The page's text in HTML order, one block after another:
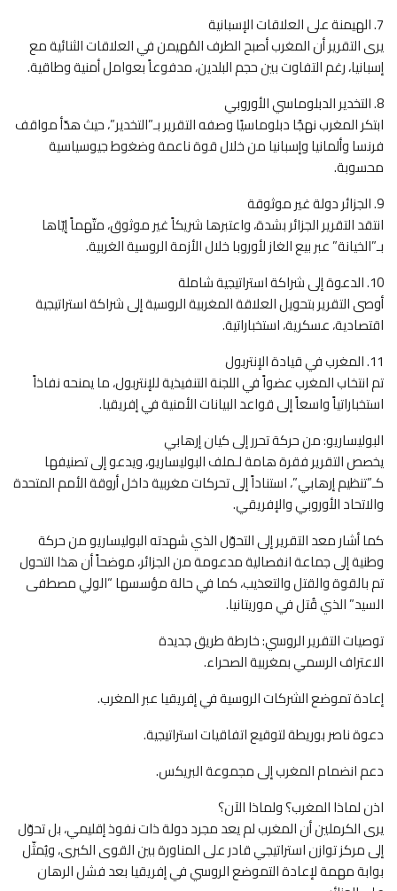
7. الهيمنة على العلاقات الإسبانية
يرى التقرير أن المغرب أصبح الطرف المُهيمن في العلاقات الثنائية مع
إسبانيا، رغم التفاوت بين حجم البلدين، مدفوعاً بعوامل أمنية وطاقية.
8. التخدير الدبلوماسي الأوروبي
ابتكر المغرب نهجًا دبلوماسيًا وصفه التقرير بـ”التخدير”، حيث هدّأ مواقف
فرنسا وألمانيا وإسبانيا من خلال قوة ناعمة وضغوط جيوسياسية
محسوبة.
9. الجزائر دولة غير موثوقة
انتقد التقرير الجزائر بشدة، واعتبرها شريكاً غير موثوق، متّهماً إيّاها
بـ”الخيانة” عبر بيع الغاز لأوروبا خلال الأزمة الروسية الغربية.
10. الدعوة إلى شراكة استراتيجية شاملة
أوصى التقرير بتحويل العلاقة المغربية الروسية إلى شراكة استراتيجية
اقتصادية، عسكرية، استخباراتية.
11. المغرب في قيادة الإنتربول
تم انتخاب المغرب عضواً في اللجنة التنفيذية للإنتربول، ما يمنحه نفاذاً
استخباراتياً واسعاً إلى قواعد البيانات الأمنية في إفريقيا.
البوليساريو: من حركة تحرر إلى كيان إرهابي
يخصص التقرير فقرة هامة لـملف البوليساريو، ويدعو إلى تصنيفها
كـ”تنظيم إرهابي”، استناداً إلى تحركات مغربية داخل أروقة الأمم المتحدة
والاتحاد الأوروبي والإفريقي.
كما أشار معد التقرير إلى التحوّل الذي شهدته البوليساريو من حركة
وطنية إلى جماعة انفصالية مدعومة من الجزائر، موضحاً أن هذا التحول
تم بالقوة والقتل والتعذيب، كما في حالة مؤسسها “الولي مصطفى
السيد” الذي قُتل في موريتانيا.
توصيات التقرير الروسي: خارطة طريق جديدة
الاعتراف الرسمي بمغربية الصحراء.
إعادة تموضع الشركات الروسية في إفريقيا عبر المغرب.
دعوة ناصر بوريطة لتوقيع اتفاقيات استراتيجية.
دعم انضمام المغرب إلى مجموعة البريكس.
اذن لماذا المغرب؟ ولماذا الآن؟
يرى الكرملين أن المغرب لم يعد مجرد دولة ذات نفوذ إقليمي، بل تحوّل
إلى مركز توازن استراتيجي قادر على المناورة بين القوى الكبرى، ويُمثّل
بوابة مهمة لإعادة التموضع الروسي في إفريقيا بعد فشل الرهان